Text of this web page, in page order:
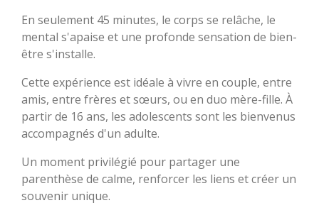
En seulement 45 minutes, le corps se relâche, le
mental s'apaise et une profonde sensation de bien-
être s'installe.
Cette expérience est idéale à vivre en couple, entre
amis, entre frères et sœurs, ou en duo mère-fille. À
partir de 16 ans, les adolescents sont les bienvenus
accompagnés d'un adulte.
Un moment privilégié pour partager une
parenthèse de calme, renforcer les liens et créer un
souvenir unique.